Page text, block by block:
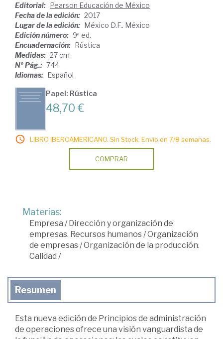
Editorial: Pearson Educación de México
Fecha de la edición: 2017
Lugar de la edición: México D.F.. México
Edición número: 9ª ed.
Encuadernación: Rústica
Medidas: 27 cm
Nº Pág.: 744
Idiomas: Español
Papel: Rústica
48,70 €
LIBRO IBEROAMERICANO. Sin Stock. Envío en 7/8 semanas.
COMPRAR
Materias:
Empresa /Dirección y organización de
empresas. Recursos humanos /Organización
de empresas /Organización de la producción.
Calidad /
Resumen
Esta nueva edición de Principios de administración
de operaciones ofrece una visión vanguardista de